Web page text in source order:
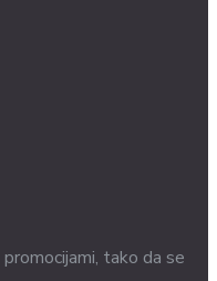
tako da se